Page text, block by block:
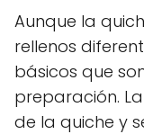
Aunque la
rellenos
básicos que
preparación.
de la quiche y